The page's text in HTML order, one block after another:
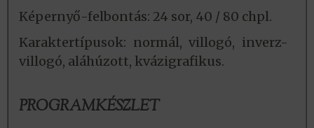
Képernyő-felbontás: 24 sor, 40 / 80 chpl.
Karaktertípusok: normál, villogó, inverz-
villogó, aláhúzott, kvázigrafikus.
PROGRAMKÉSZLET